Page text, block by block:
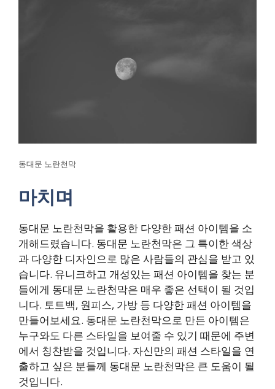
동대문 노란천막
마치며
동대문 노란천막을 활용한 다양한 패션 아이템을 소
개해드렸습니다. 동대문 노란천막은 그 특이한 색상
과 다양한 디자인으로 많은 사람들의 관심을 받고 있
습니다. 유니크하고 개성있는 패션 아이템을 찾는 분
들에게 동대문 노란천막은 매우 좋은 선택이 될 것입
니다. 토트백, 원피스, 가방 등 다양한 패션 아이템을
만들어보세요. 동대문 노란천막으로 만든 아이템은
누구와도 다른 스타일을 보여줄 수 있기 때문에 주변
에서 칭찬받을 것입니다. 자신만의 패션 스타일을 연
출하고 싶은 분들께 동대문 노란천막은 큰 도움이 될
것입니다.